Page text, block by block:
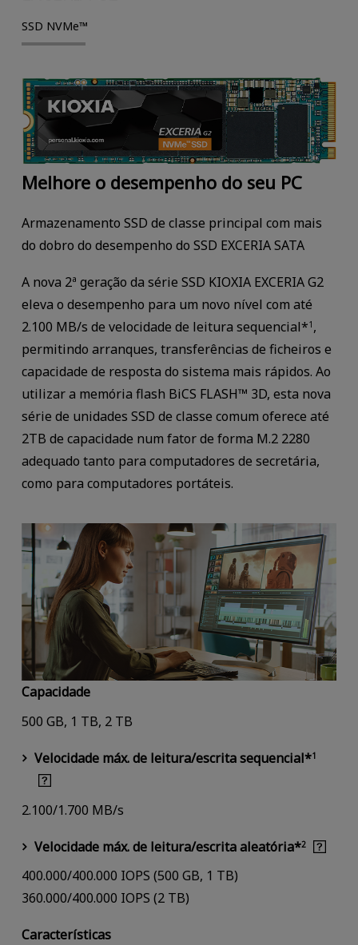
SSD NVMe™
Melhore o desempenho do seu PC
Armazenamento SSD de classe principal com mais
do dobro do desempenho do SSD EXCERIA SATA
A nova 2ª geração da série SSD KIOXIA EXCERIA G2
eleva o desempenho para um novo nível com até
2.100 MB/s de velocidade de leitura sequencial*1 ,
permitindo arranques, transferências de ficheiros e
capacidade de resposta do sistema mais rápidos. Ao
utilizar a memória flash BiCS FLASH™ 3D, esta nova
série de unidades SSD de classe comum oferece até
2TB de capacidade num fator de forma M.2 2280
adequado tanto para computadores de secretária,
como para computadores portáteis.
Capacidade
500 GB, 1 TB, 2 TB
Velocidade máx. de leitura/escrita sequencial*1
2.100/1.700 MB/s
Velocidade máx. de leitura/escrita aleatória*2
400.000/400.000 IOPS (500 GB, 1 TB)
360.000/400.000 IOPS (2 TB)
Características